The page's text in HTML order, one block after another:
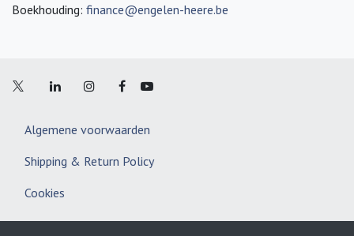
Boekhouding: finance@engelen-heere.be
Algemene voorwaarden
Shipping & Return Policy
Cookies